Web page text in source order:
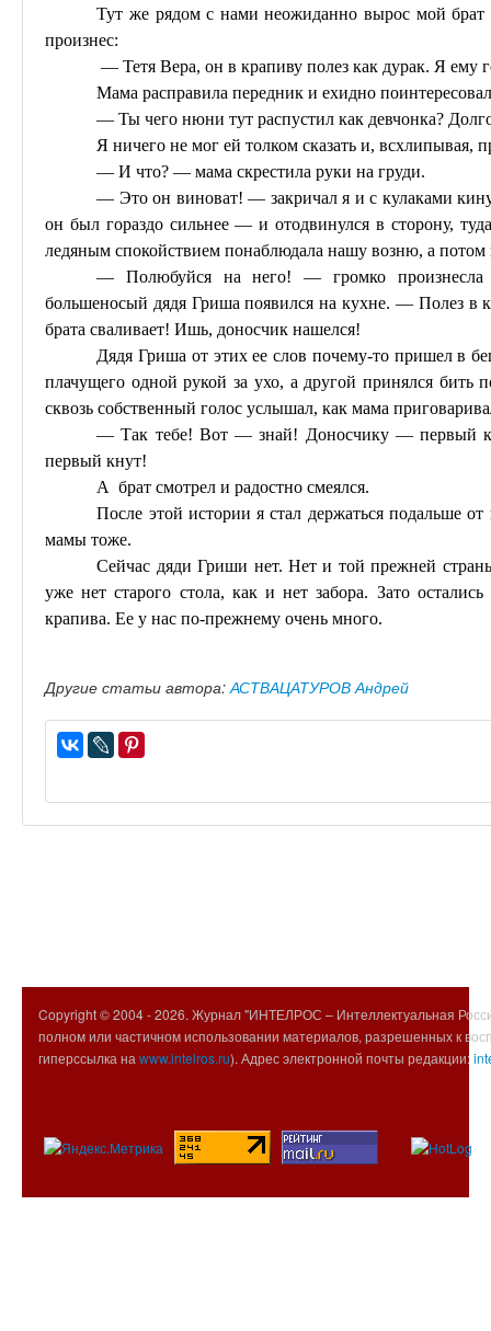
Тут же рядом с нами неожиданно вырос мой брат
произнес:
— Тетя Вера, он в крапиву полез как дурак. Я ему
Мама расправила передник и ехидно
— Ты чего нюни тут распустил как девчонка?
Я ничего не мог ей толком сказать и, всхлипывая,
— И что? — мама скрестила руки на груди.
— Это он виноват! — закричал я и с кулаками
он был гораздо сильнее — и отодвинулся в сторону,
ледяным спокойствием понаблюдала нашу возню, а потом
— Полюбуйся на него! — громко произнесла
большеносый дядя Гриша появился на кухне. — Полез в
брата сваливает! Ишь, доносчик нашелся!
Дядя Гриша от этих ее слов почему-то пришел в
плачущего одной рукой за ухо, а другой принялся
сквозь собственный голос услышал, как мама
— Так тебе! Вот — знай! Доносчику — первый
первый кнут!
А брат смотрел и радостно смеялся.
После этой истории я стал держаться подальше
мамы тоже.
Сейчас дяди Гриши нет. Нет и той прежней
уже нет старого стола, как и нет забора. Зато
крапива. Ее у нас по-прежнему очень много.
Другие статьи автора:АСТВАЦАТУРОВ Андрей
Copyright © 2004 -2026. Журнал "ИНТЕЛРОС – Интеллектуальная
полном или частичном использовании материалов, разрешенных к
гиперссылка на www.intelros.ru). Адрес электронной почты редакции: